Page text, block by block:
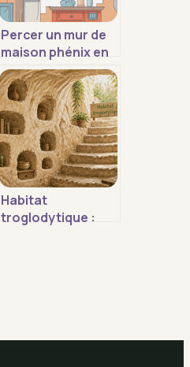
Percer un mur de
maison phénix en
sécurité sans
risquer la
structure
Habitat
troglodytique :